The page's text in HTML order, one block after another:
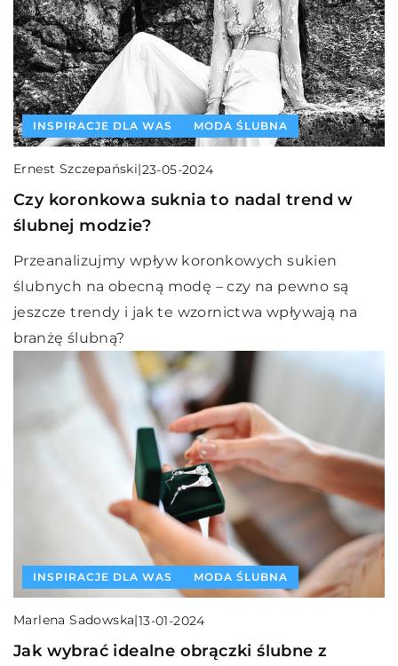
INSPIRACJE DLA WAS MODA ŚLUBNA
Ernest Szczepański|23-05-2024
Czy koronkowa suknia to nadal trend w
ślubnej modzie?
Przeanalizujmy wpływ koronkowych sukien
ślubnych na obecną modę – czy na pewno są
jeszcze trendy i jak te wzornictwa wpływają na
branżę ślubną?
INSPIRACJE DLA WAS MODA ŚLUBNA
Marlena Sadowska|13-01-2024
Jak wybrać idealne obrączki ślubne z